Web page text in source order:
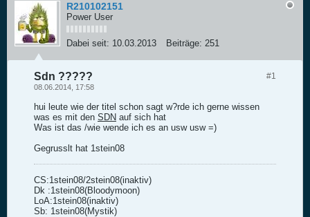
R210102151
Power User
Dabei seit: 10.03.2013 Beiträge: 251
#1
Sdn ?????
08.06.2014, 17:58
hui leute wie der titel schon sagt w?rde ich gerne wissen
was es mit den SDN auf sich hat
Was ist das /wie wende ich es an usw usw =)
Gegrusslt hat 1stein08
CS:1stein08/2stein08(inaktiv)
Dk :1stein08(Bloodymoon)
LoA:1stein08(inaktiv)
Sb: 1stein08(Mystik)